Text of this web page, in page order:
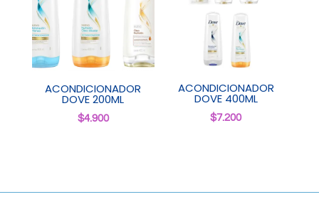
ACONDICIONADOR
DOVE 200ML
$4.900
ACONDICIONADOR
DOVE 400ML
$7.200